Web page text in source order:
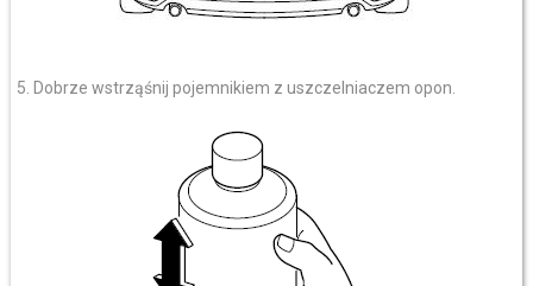
5. Dobrze wstrząśnij pojemnikiem z uszczelniaczem opon.